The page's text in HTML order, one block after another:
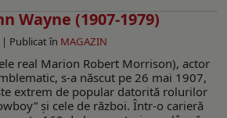
Wayne (1907-1979)
Publicat în MAGAZIN
real Marion Robert Morrison), actor
s-a născut pe 26 mai 1907,
extrem de popular datorită rolurilor
și cele de război. Într-o carieră